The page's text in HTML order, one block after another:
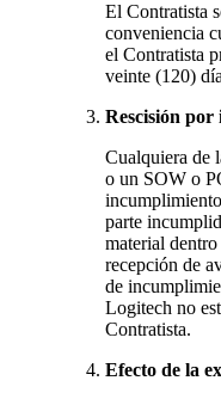
El Contratista
conveniencia
el Contratista
veinte (120)
Rescisión
Cualquiera de
o un SOW o
parte
material
recepción de
de
Logitech no
Contratista.
Efecto de la